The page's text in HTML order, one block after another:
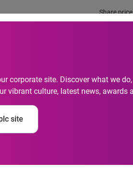
Share
corporate site. Discover what we
vibrant culture, latest news, awards
site
a